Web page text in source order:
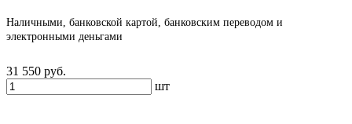
Наличными, банковской картой, банковским переводом и
электронными деньгами
31 550 руб.
шт